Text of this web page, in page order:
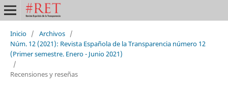
Inicio / Archivos /
Núm. 12 (2021): Revista Española de la Transparencia número 12
(Primer semestre. Enero - Junio 2021)
/
Recensiones y reseñas